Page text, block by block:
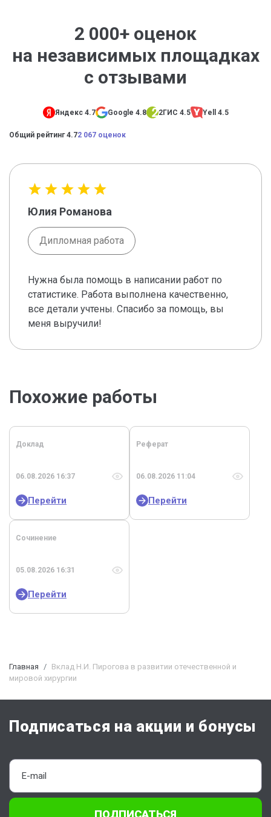
2 000+ оценок
на независимых площадках
с отзывами
Яндекс 4.7 Google 4.8 2ГИС 4.5 Yell 4.5
Общий рейтинг 4.72 067 оценок
Юлия Романова
Дипломная работа
Нужна была помощь в написании работ по
статистике. Работа выполнена качественно,
все детали учтены. Спасибо за помощь, вы
меня выручили!
Похожие работы
Доклад
06.08.2026 16:37
Перейти
Реферат
06.08.2026 11:04
Перейти
Сочинение
05.08.2026 16:31
Перейти
Главная
Вклад Н.И. Пирогова в развитии отечественной и
мировой хирургии
Подписаться на акции и бонусы
ПОДПИСАТЬСЯ